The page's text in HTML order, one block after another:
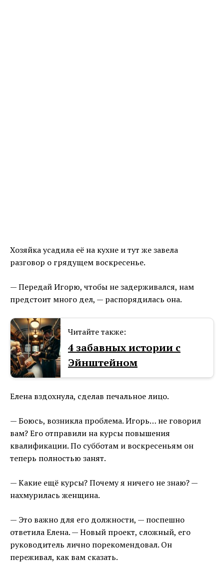
Хозяйка усадила её на кухне и тут же завела
разговор о грядущем воскресенье.
— Передай Игорю, чтобы не задерживался, нам
предстоит много дел, — распорядилась она.
Читайте также:
4 забавных истории с
Эйнштейном
Елена вздохнула, сделав печальное лицо.
— Боюсь, возникла проблема. Игорь… не говорил
вам? Его отправили на курсы повышения
квалификации. По субботам и воскресеньям он
теперь полностью занят.
— Какие ещё курсы? Почему я ничего не знаю? —
нахмурилась женщина.
— Это важно для его должности, — поспешно
ответила Елена. — Новый проект, сложный, его
руководитель лично порекомендовал. Он
переживал, как вам сказать.